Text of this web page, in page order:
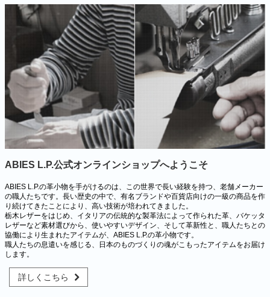
ABIES L.P.公式オンラインショップへようこそ
ABIES L.P.の革小物を手がけるのは、この世界で長い経験を持つ、老舗メーカー
の職人たちです。長い歴史の中で、有名ブランドや百貨店向けの一級の商品を作
り続けてきたことにより、高い技術が培われてきました。
栃木レザーをはじめ、イタリアの伝統的な製革法によって作られた革、バケッタ
レザーなど素材選びから、使いやすいデザイン、そして革新性と、職人たちとの
協働により生まれたアイテムが、ABIES L.P.の革小物です。
職人たちの息遣いを感じる、日本のものづくりの魂がこもったアイテムをお届け
します。
詳しくこちら